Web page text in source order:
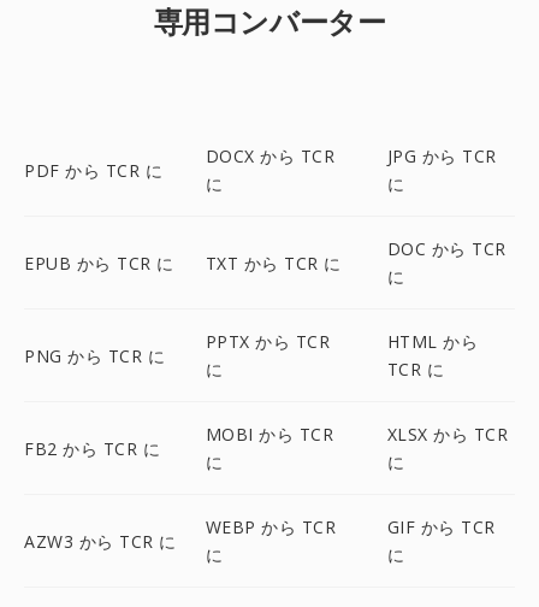
専用コンバーター
PDF から TCR に
DOCX から TCR
に
JPG から TCR
に
EPUB から TCR に TXT から TCR に
DOC から TCR
に
PNG から TCR に
PPTX から TCR
に
HTML から
TCR に
FB2 から TCR に
MOBI から TCR
に
XLSX から TCR
に
AZW3 から TCR に
WEBP から TCR
に
GIF から TCR
に